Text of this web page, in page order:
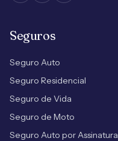
Seguros
Seguro Auto
Seguro Residencial
Seguro de Vida
Seguro de Moto
Seguro Auto por Assinatura